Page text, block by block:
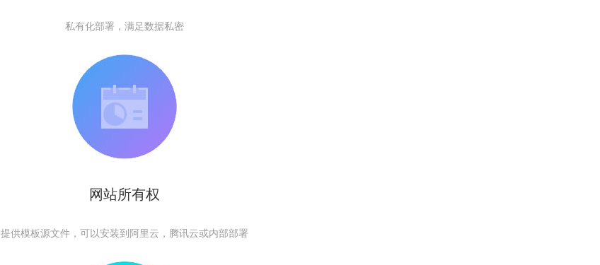
私有化部署，满足数据私密
网站所有权
提供模板源文件，可以安装到阿里云，腾讯云或内部部署